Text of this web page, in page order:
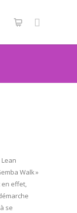
Walk »
en effet,
se